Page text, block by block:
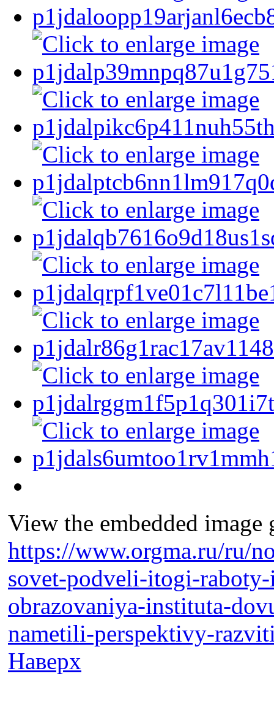
View the embedded
https://www.orgma.ru/ru/
sovet-podveli-itogi-
obrazovaniya-instituta-
nametili-perspektivy-
Наверх